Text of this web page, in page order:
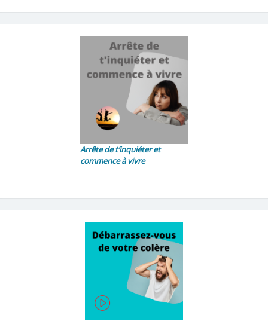
Arrête de t’inquiéter et
commence à vivre